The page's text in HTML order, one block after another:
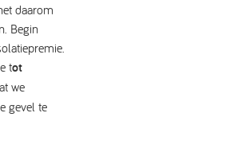
daarom
Begin
tot
we
gevel te